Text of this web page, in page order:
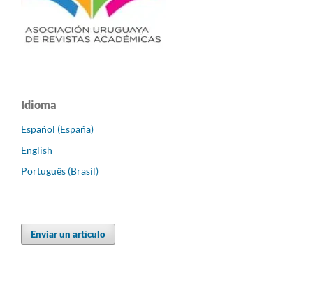
Idioma
Español (España)
English
Português (Brasil)
Enviar un artículo